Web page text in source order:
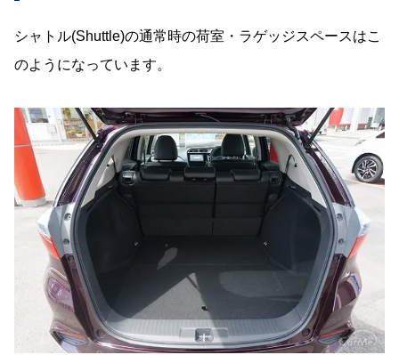
シャトル(Shuttle)の通常時の荷室・ラゲッジスペースはこ
のようになっています。